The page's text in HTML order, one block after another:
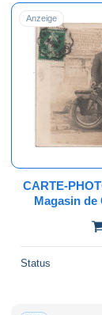
Anzeige
CARTE-
Magasin de
Status